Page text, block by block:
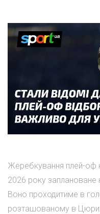
Жеребкування плей-оф
2026 року заплановане
Воно проходитиме в
розташованому в